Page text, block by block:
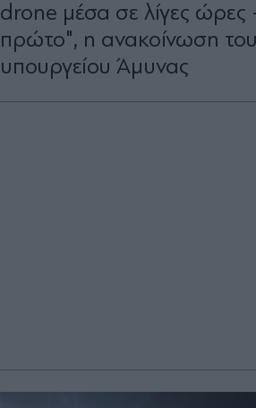
drone μέσα σε λίγες
πρώτο", η ανακοίνωση
υπουργείου Άμυνας